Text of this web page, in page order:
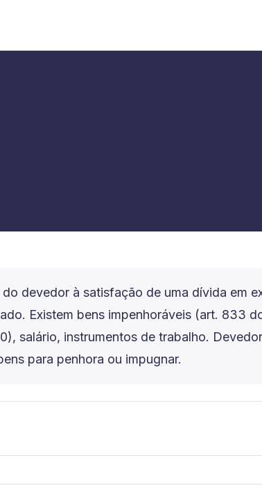
devedor à satisfação de uma dívida em
Existem bens impenhoráveis (art. 833
salário, instrumentos de trabalho.
para penhora ou impugnar.